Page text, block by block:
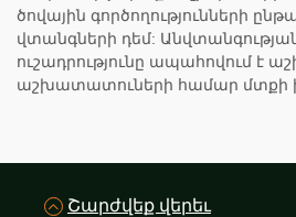
ծովային գործողությունների
վտանգների դեմ:
ուշադրությունը ապահովում է
աշխատատուների համար մտքի
Շարժվեք վերեւ